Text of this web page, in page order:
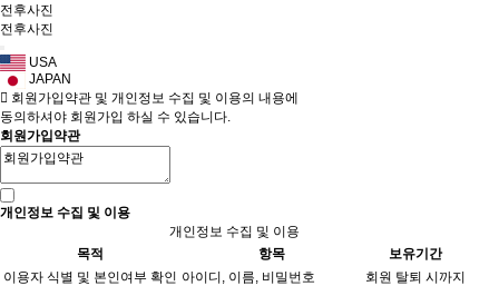
전후사진
전후사진
USA
JAPAN
회원가입약관 및 개인정보 수집 및 이용의 내용에
동의하셔야 회원가입 하실 수 있습니다.
회원가입약관
개인정보 수집 및 이용
개인정보 수집 및 이용
목적
항목
보유기간
이용자 식별 및 본인여부 확인 아이디, 이름, 비밀번호
회원 탈퇴 시까지